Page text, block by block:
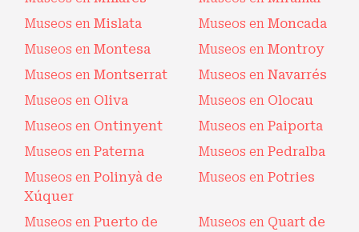
Museos en Mislata Museos en Moncada
Museos en Montesa Museos en Montroy
Museos en Montserrat Museos en Navarrés
Museos en Oliva Museos en Olocau
Museos en Ontinyent Museos en Paiporta
Museos en Paterna Museos en Pedralba
Museos en Polinyà de
Xúquer
Museos en Potries
Museos en Puerto de
Museos en Quart de